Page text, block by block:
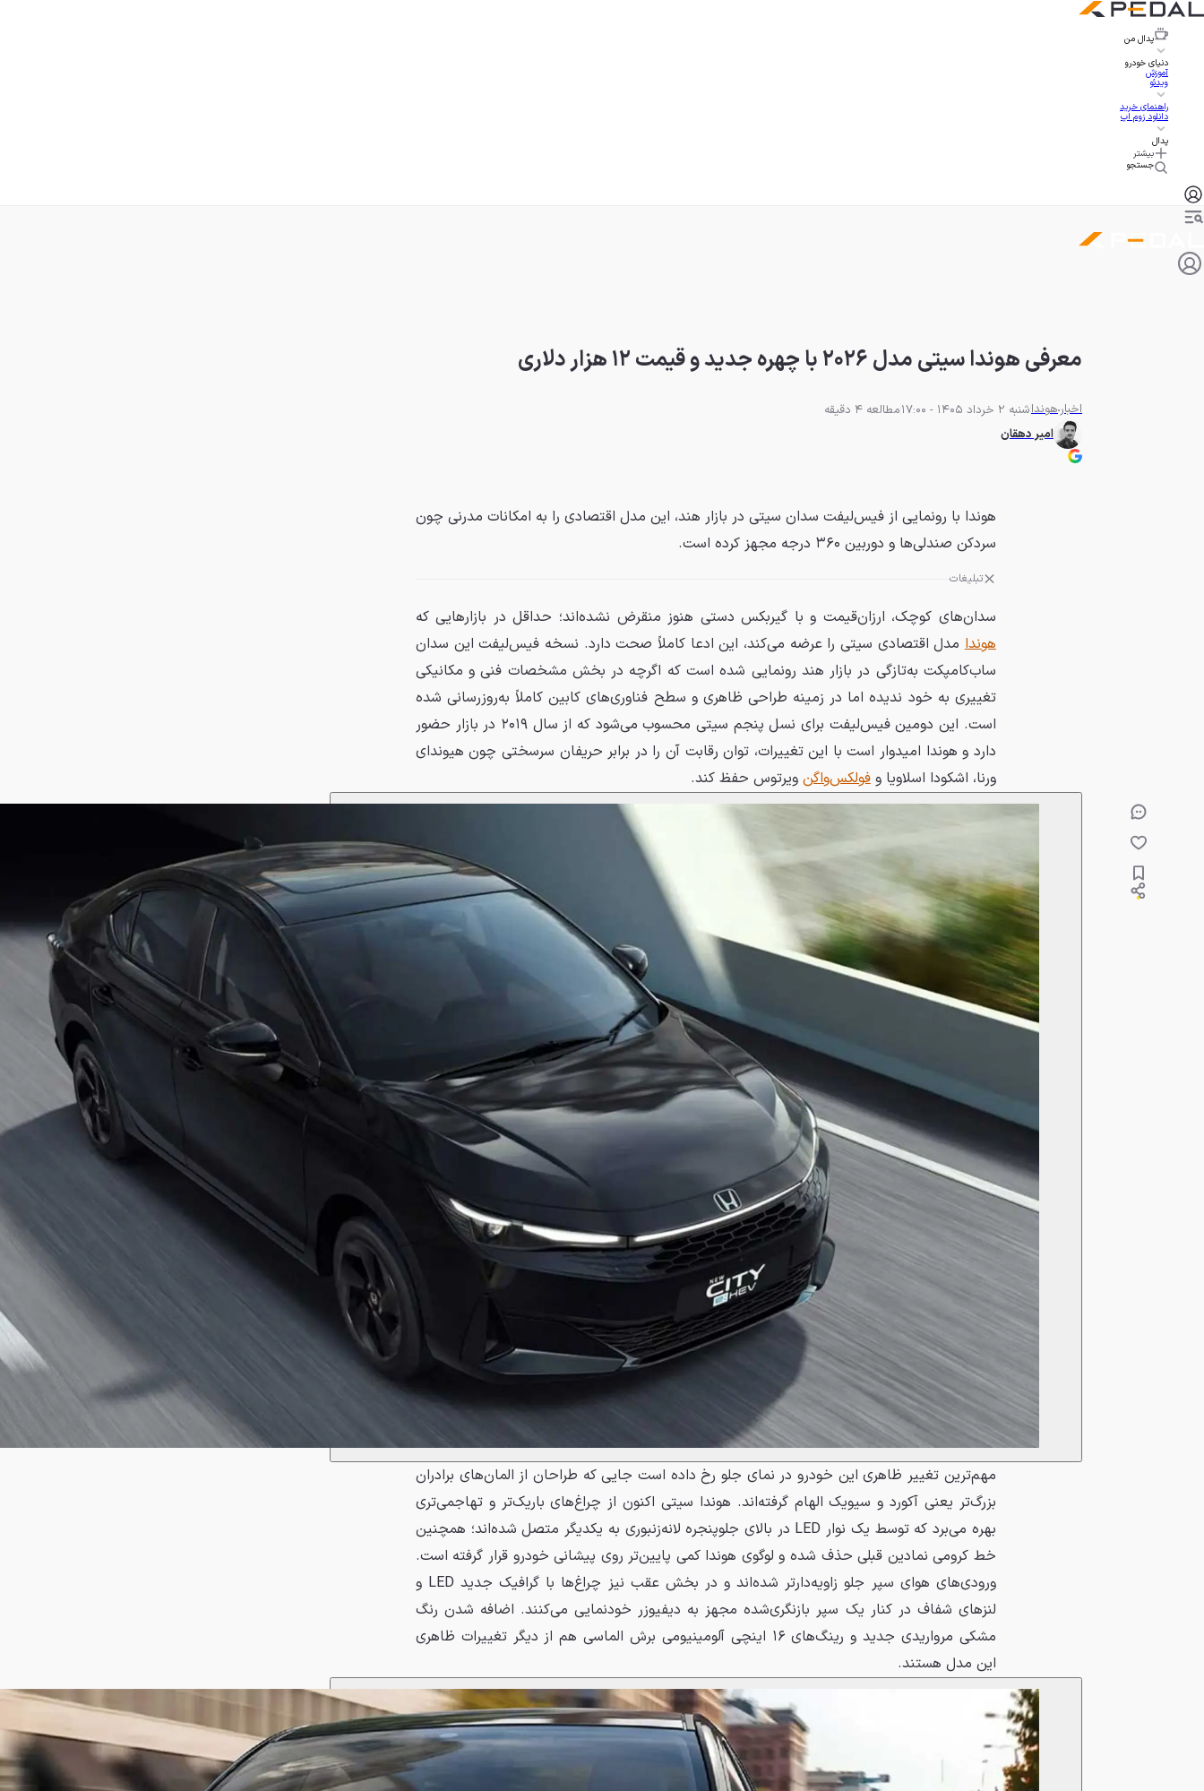
پدال من
دنیای خودرو
آموزش
ویدئو
راهنمای خرید
دانلود زوم اپ
پدال
بیشتر
جستجو
معرفی هوندا سیتی مدل ۲۰۲۶ با چهره جدید و قیمت ۱۲ هزار دلاری
اخبارهونداشنبه 2 خرداد 1405 - 17:00
مطالعه 4 دقیقه
امیر دهقان
هوندا با رونمایی از فیس‌لیفت سدان سیتی در بازار هند، این مدل اقتصادی را به امکانات مدرنی چون
سردکن صندلی‌ها و دوربین ۳۶۰ درجه مجهز کرده است.
تبلیغات
سدان‌های کوچک، ارزان‌قیمت و با گیربکس دستی هنوز منقرض نشده‌اند؛ حداقل در بازارهایی که
هوندامدل اقتصادی سیتی را عرضه می‌کند، این ادعا کاملاً صحت دارد. نسخه فیس‌لیفت این سدان
ساب‌کامپکت به‌تازگی در بازار هند رونمایی شده است که اگرچه در بخش مشخصات فنی و مکانیکی
تغییری به خود ندیده اما در زمینه طراحی ظاهری و سطح فناوری‌های کابین کاملاً به‌روزرسانی شده
است. این دومین فیس‌لیفت برای نسل پنجم سیتی محسوب می‌شود که از سال ۲۰۱۹ در بازار حضور
دارد و هوندا امیدوار است با این تغییرات، توان رقابت آن را در برابر حریفان سرسختی چون هیوندای
ورنا، اشکودا اسلاویا وفولکس‌واگن ویرتوس حفظ کند.
مهم‌ترین تغییر ظاهری این خودرو در نمای جلو رخ داده است جایی که طراحان از المان‌های برادران
بزرگ‌تر یعنی آکورد و سیویک الهام گرفته‌اند. هوندا سیتی اکنون از چراغ‌های باریک‌تر و تهاجمی‌تری
بهره می‌برد که توسط یک نوار LED در بالای جلوپنجره لانه‌زنبوری به یکدیگر متصل شده‌اند؛ همچنین
خط کرومی نمادین قبلی حذف شده و لوگوی هوندا کمی پایین‌تر روی پیشانی خودرو قرار گرفته است.
ورودی‌های هوای سپر جلو زاویه‌دارتر شده‌اند و در بخش عقب نیز چراغ‌ها با گرافیک جدید LED و
لنزهای شفاف در کنار یک سپر بازنگری‌شده مجهز به دیفیوزر خودنمایی می‌کنند. اضافه شدن رنگ
مشکی مرواریدی جدید و رینگ‌های ۱۶ اینچی آلومینیومی برش الماسی هم از دیگر تغییرات ظاهری
این مدل هستند.